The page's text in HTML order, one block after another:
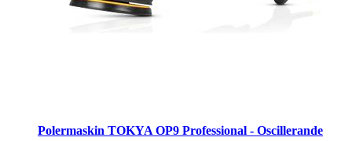
Polermaskin TOKYA OP9 Professional - Oscillerande